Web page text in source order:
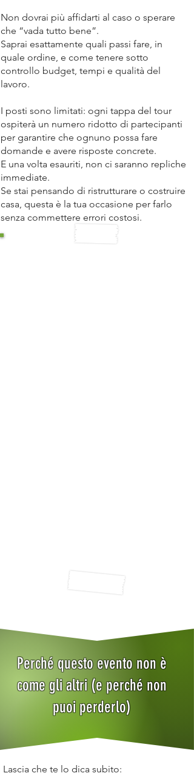
Non dovrai più affidarti al caso o sperare
che “vada tutto bene”.
Saprai esattamente quali passi fare, in
quale ordine, e come tenere sotto
controllo budget, tempi e qualità del
lavoro.
I posti sono limitati: ogni tappa del tour
ospiterà un numero ridotto di partecipanti
per garantire che ognuno possa fare
domande e avere risposte concrete.
E una volta esauriti, non ci saranno repliche
immediate.
Se stai pensando di ristrutturare o costruire
casa, questa è la tua occasione per farlo
senza commettere errori costosi.
Perché questo evento non è
come gli altri (e perché non
puoi perderlo)
Lascia che te lo dica subito: